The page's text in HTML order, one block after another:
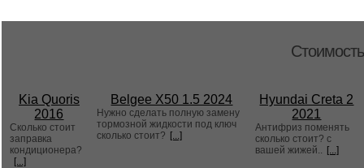
Kia Quoris
2016
Сколько стоит
заправка
кондиционера?
[...]
Belgee X50 1.5 2024
Нужно сделать полную замену
тормозной жидкости под ключ
сколько стоит? [...]
Hyundai Creta 2
2021
Антифриз поменять
сколько стоит? с
вашей жижей.. [...]